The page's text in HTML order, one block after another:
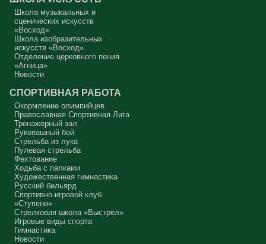
Аминь.
Протоиерей Андрей Алексеев
Школа музыкальных и
сценических искусств
«Восход»
Школа изобразительных
искусств «Восход»
Отделение церковного пения
«Агница»
Новости
СПОРТИВНАЯ РАБОТА
Окормление олимпийцев
Православная Спортивная Лига
Тренажерный зал
Рукопашный бой
Стрельба из лука
Пулевая стрельба
Фехтование
Ходьба с палками
Художественная гимнастика
Русский бильярд
Спортивно-игровой клуб
«Ступени»
Стрелковая школа «Выстрел»
Игровые виды спорта
Гимнастика
Новости